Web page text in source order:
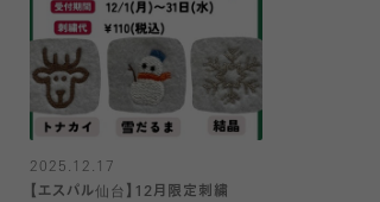
2025.12.17
【エスパル仙台】12月限定刺繍